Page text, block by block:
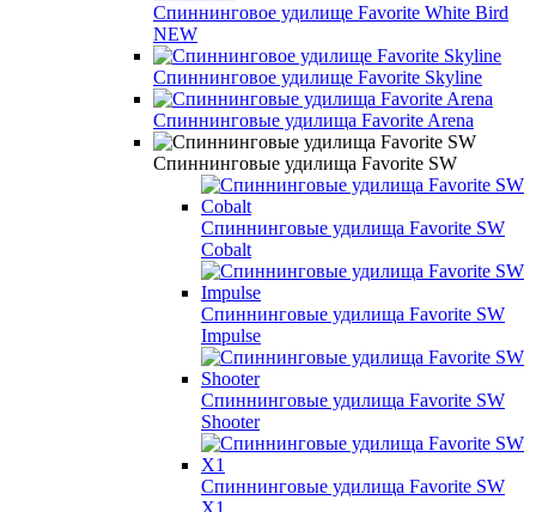
Спиннинговое удилище Favorite White Bird
NEW
Спиннинговое удилище Favorite Skyline
Спиннинговые удилища Favorite Arena
Спиннинговые удилища Favorite SW
Спиннинговые удилища Favorite SW
Cobalt
Спиннинговые удилища Favorite SW
Impulse
Спиннинговые удилища Favorite SW
Shooter
Спиннинговые удилища Favorite SW
X1